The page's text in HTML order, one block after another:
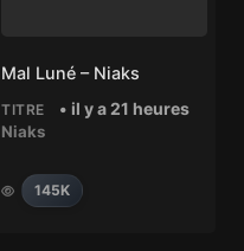
Mal Luné – Niaks
TITRE • il y a 21 heures
Niaks
145K